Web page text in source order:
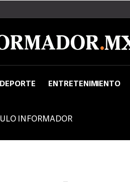
DEPORTE ENTRETENIMIENTO
INFORMADOR